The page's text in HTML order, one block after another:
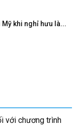
khi nghỉ hưu là...
với chương trình